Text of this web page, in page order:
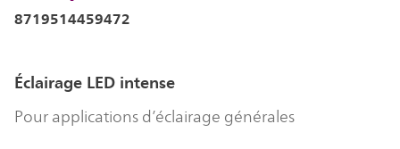
8719514459472
Éclairage LED intense
Pour applications d’éclairage générales